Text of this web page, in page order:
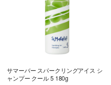
サマーバー スパークリングアイス シ
ャンプー クール 5 180g